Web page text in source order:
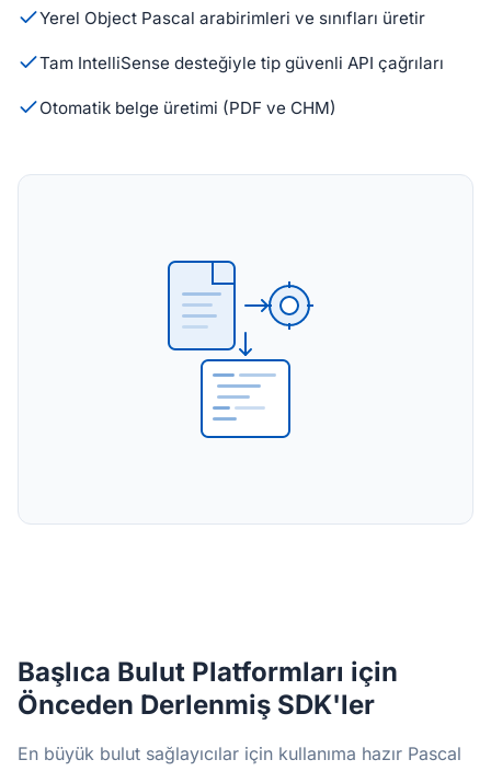
Yerel Object Pascal arabirimleri ve sınıfları üretir
Tam IntelliSense desteğiyle tip güvenli API çağrıları
Otomatik belge üretimi (PDF ve CHM)
Başlıca Bulut Platformları için
Önceden Derlenmiş SDK'ler
En büyük bulut sağlayıcılar için kullanıma hazır Pascal